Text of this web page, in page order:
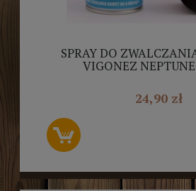
SPRAY DO
VIGONEZ
24,90 zł